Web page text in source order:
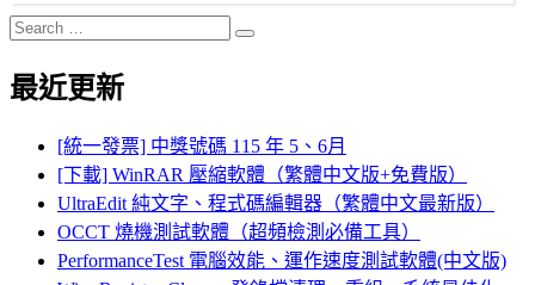
Search
for:
Search
最近更新
[統一發票] 中獎號碼 115 年 5、6月
[下載] WinRAR 壓縮軟體（繁體中文版+免費版）
UltraEdit 純文字、程式碼編輯器（繁體中文最新版）
OCCT 燒機測試軟體（超頻檢測必備工具）
PerformanceTest 電腦效能、運作速度測試軟體(中文版)